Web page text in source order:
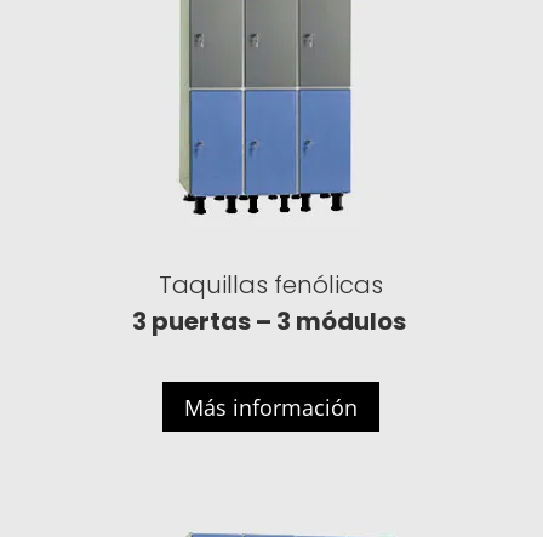
Taquillas fenólicas
3 puertas – 3 módulos
Más información